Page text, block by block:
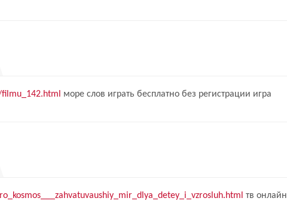
море слов играть бесплатно без регистрации игра
тв онлайн